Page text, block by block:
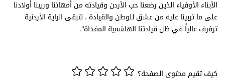
الأبناء الأوفياء الذين رضعنا حب الأردن وقيادته من أمهاتنا وربينا أولادنا
على ما تربينا عليه من عشق للوطن والقيادة ، لتبقى الراية الأردنية
ترفرف عالياً في ظل قيادتنا الهاشمية المفداة".
كيف تقيم محتوى الصفحة؟